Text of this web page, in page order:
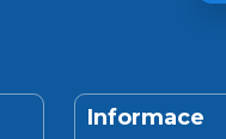
Informace